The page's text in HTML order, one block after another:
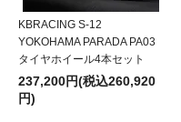
KBRACING S-12
YOKOHAMA PARADA PA03
タイヤホイール4本セット
237,200円(税込260,920
円)